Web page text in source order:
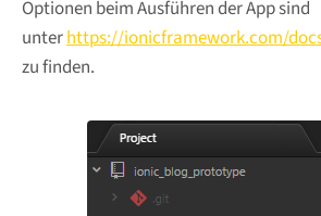
Optionen beim Ausführen der App sind
unterhttps://ionicframework.com/
zu finden.